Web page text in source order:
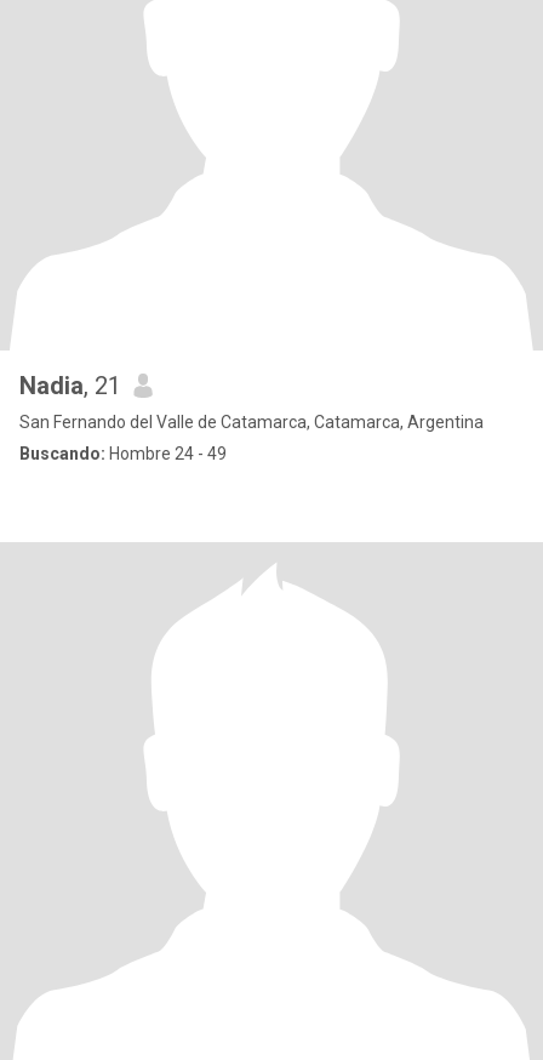
Nadia, 21
San Fernando del Valle de Catamarca, Catamarca, Argentina
Buscando: Hombre 24 - 49